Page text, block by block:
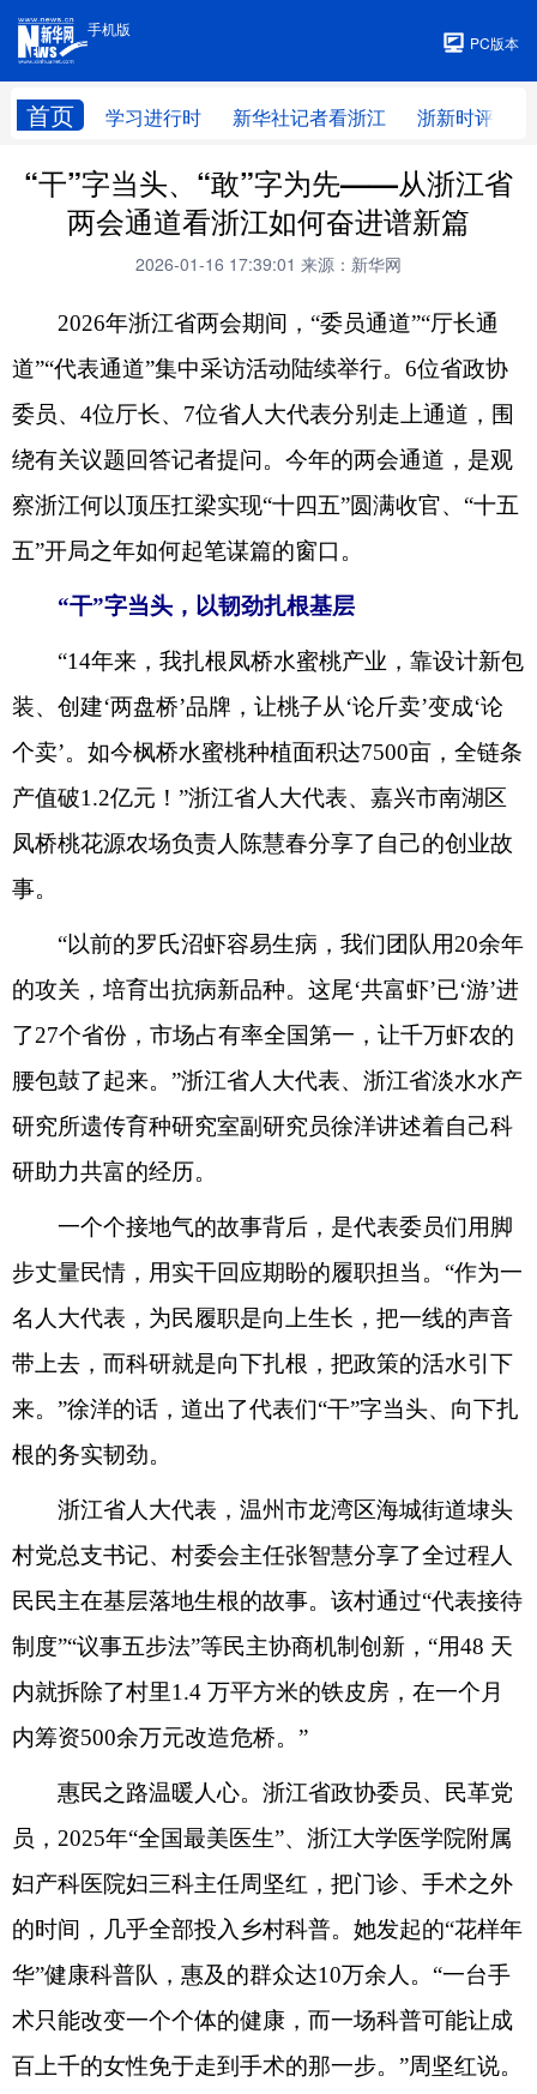
手机版
PC版本
首页 学习进行时 新华社记者看浙江 浙新时评
手机版
“干”字当头、“敢”字为先——从浙江省
两会通道看浙江如何奋进谱新篇
2026-01-16 17:39:01 来源：新华网
2026年浙江省两会期间 ， “委员通道”“厅长通
道”“代表通道”集中采访活动陆续举行。 6位省政协
委员、 4位厅长、 7位省人大代表分别走上通道，围
绕有关议题回答记者提问 。 今年的两会通道， 是观
察浙江何以顶压扛梁实现“十四五”圆满收官、 “十五
五”开局之年如何起笔谋篇的窗口。
“干”字当头 ， 以韧劲扎根基层
“14年来，我扎根凤桥水蜜桃产业，靠设计新包
装、创建‘两盘桥’品牌，让桃子从‘论斤卖’变成‘论
个卖’。如今枫桥水蜜桃种植面积达7500亩，全链条
产值破1.2亿元！”浙江省人大代表、嘉兴市南湖区
凤桥桃花源农场负责人陈慧春分享了自己的创业故
事。
“以前的罗氏沼虾容易生病，我们团队 用20余年
的攻关，培育出抗病新品种。这尾‘共富虾’已‘游’进
了27个省份，市场占有率全国第一，让千万虾农的
腰包鼓了起来。 ”浙江省人大代表、浙江省淡水水产
研究所遗传育种研究室副研究员徐洋讲述着自己科
研助力共富的经历。
一个个接地气的故事背后，是代表委员们用脚
步丈量民情，用实干回应期盼的履职担当。 “作为一
名人大代表，为民履职是向上生长，把一线的声音
带上去， 而科研就是向下扎根，把政策的活水引下
来。 ”徐洋的话， 道出了代表们“干”字当头、 向下扎
根的务实韧劲。
浙江省人大代表，温州市龙湾区海城街道埭头
村党总支书记、村委会主任张智慧分享了全过程人
民民主在基层落地生根的故事。该村通过“代表接待
制度”“议事五步法”等民主协商机制创新，“用48 天
内就拆除了村里1.4 万平方米的铁皮房 ，在一个月
内筹资500余万元改造危桥。”
惠民之路温暖人心。浙江省政协委员、民革党
员， 2025年“全国最美医生”、浙江大学医学院附属
妇产科医院妇三科主任周坚红 ，把门诊、手术之外
的时间，几乎全部投入乡村科普。她发起的“花样年
华”健康科普队， 惠及的群众达10万余人。“一台手
术只能改变一个个体的健康，而一场科普可能让成
百上千的女性免于走到手术的那一步。”周 坚红说。